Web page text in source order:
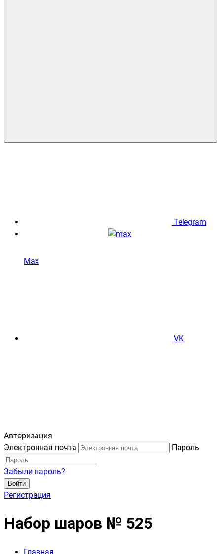
Telegram
Max
VK
Авторизация
Электронная почта
Пароль
Забыли пароль?
Войти
Регистрация
Набор шаров № 525
Главная